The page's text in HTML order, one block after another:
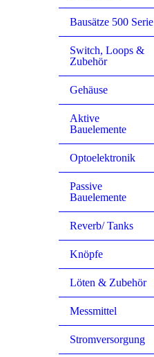
Bausätze 500 Serie
Switch, Loops &
Zubehör
Gehäuse
Aktive
Bauelemente
Optoelektronik
Passive
Bauelemente
Reverb/ Tanks
Knöpfe
Löten & Zubehör
Messmittel
Stromversorgung